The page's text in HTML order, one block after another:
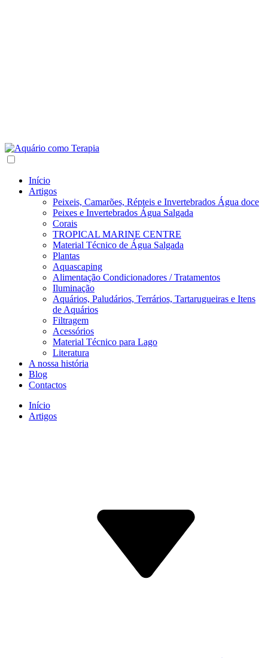
Início
Artigos
Peixeis, Camarões, Répteis e Invertebrados Água doce
Peixes e Invertebrados Água Salgada
Corais
TROPICAL MARINE CENTRE
Material Técnico de Água Salgada
Plantas
Aquascaping
Alimentação Condicionadores / Tratamentos
Iluminação
Aquários, Paludários, Terrários, Tartarugueiras e Itens
de Aquários
Filtragem
Acessórios
Material Técnico para Lago
Literatura
A nossa história
Blog
Contactos
Início
Artigos